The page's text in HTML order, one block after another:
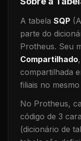
A tabela SQP
parte do
Protheus. Seu
Compartilhado
compartilhada
filiais no
No Protheus,
código de 3
(dicionário de